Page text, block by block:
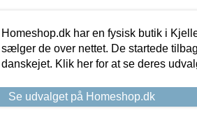
Homeshop.dk har en fysisk butik i
sælger de over nettet. De startede
danskejet. Klik her for at se deres
Se udvalget på Homeshop.dk